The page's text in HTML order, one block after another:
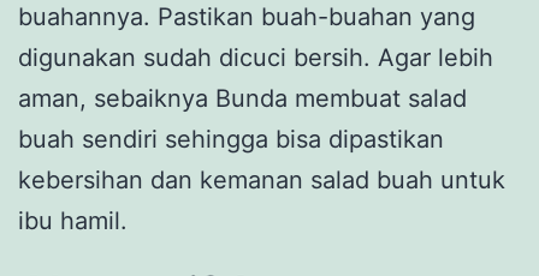
buahannya. Pastikan buah-buahan yang
digunakan sudah dicuci bersih. Agar lebih
aman, sebaiknya Bunda membuat salad
buah sendiri sehingga bisa dipastikan
kebersihan dan kemanan salad buah untuk
ibu hamil.